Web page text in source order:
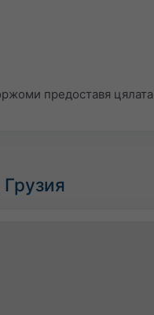
предоставя